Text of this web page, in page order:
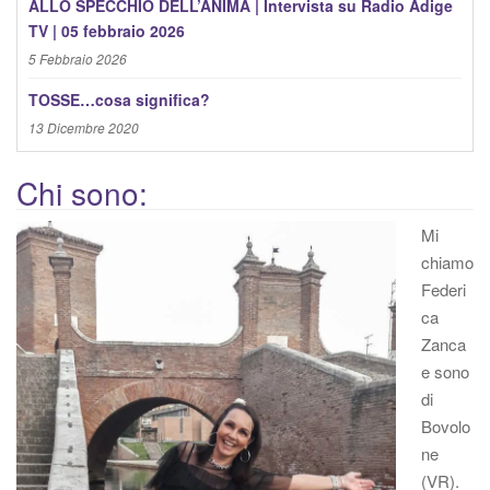
ALLO SPECCHIO DELL’ANIMA | Intervista su Radio Adige
TV | 05 febbraio 2026
5 Febbraio 2026
TOSSE…cosa significa?
13 Dicembre 2020
Chi sono:
Mi
chiamo
Federi
ca
Zanca
e sono
di
Bovolo
ne
(VR).